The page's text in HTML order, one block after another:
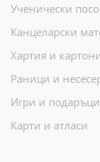
Ученически
Канцеларски
Хартия и картони
Раници и
Игри и подаръци
Карти и атласи